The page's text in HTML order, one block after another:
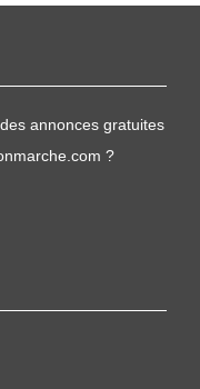
annonces gratuites
?